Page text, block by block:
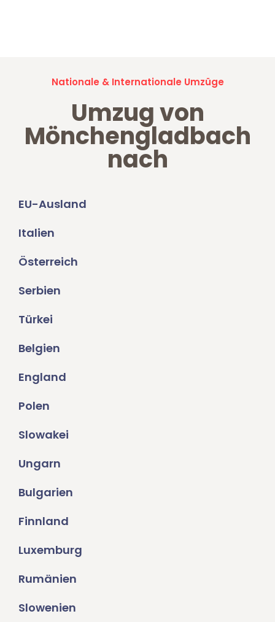
Nationale & Internationale Umzüge
Umzug von
Mönchengladbach
nach
EU-Ausland
Italien
Österreich
Serbien
Türkei
Belgien
England
Polen
Slowakei
Ungarn
Bulgarien
Finnland
Luxemburg
Rumänien
Slowenien